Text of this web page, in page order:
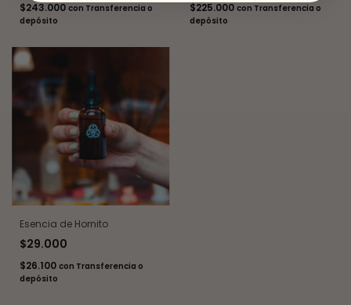
$243.000 con Transferencia o
depósito
$225.000 con Transferencia o
depósito
Esencia de Hornito
$29.000
$26.100 con Transferencia o
depósito